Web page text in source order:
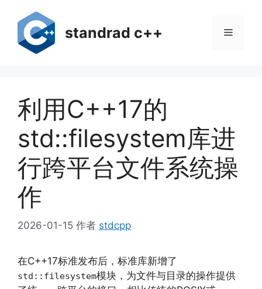
standrad c++ 菜
利用C++17的
std::filesystem库进
行跨平台文件系统操
作
2026-01-15 作者 stdcpp
在C++17标准发布后，标准库新增了
std::filesystem模块，为文件与目录的操作提供